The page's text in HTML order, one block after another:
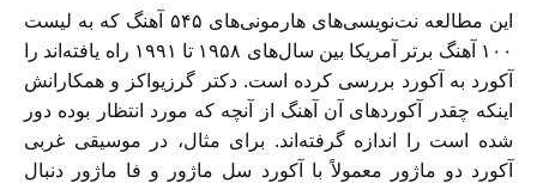
این مطالعه نت‌نویسی‌های هارمونی‌های ۵۴۵ آهنگ که به لیست
۱۰۰ آهنگ بر‌تر آمریکا بین سال‌های ۱۹۵۸ تا ۱۹۹۱ راه یافته‌اند را
آکورد به آکورد بررسی کرده است. دکتر گرزیواکز و همکارانش
اینکه چقدر آکوردهای آن آهنگ از آنچه که مورد انتظار بوده دور
شده است را اندازه گرفته‌اند. برای مثال، در موسیقی غربی
آکورد دو ماژور معمولاً با آکورد سل ماژور و فا ماژور دنبال